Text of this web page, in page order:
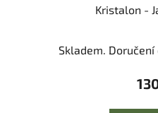
Kristalon -
Skladem.